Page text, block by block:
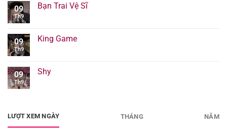
09
Th9
Bạn Trai Vệ Sĩ
09
Th9
King Game
09
Th9
Shy
LƯỢT XEM NGÀY THÁNG NĂM